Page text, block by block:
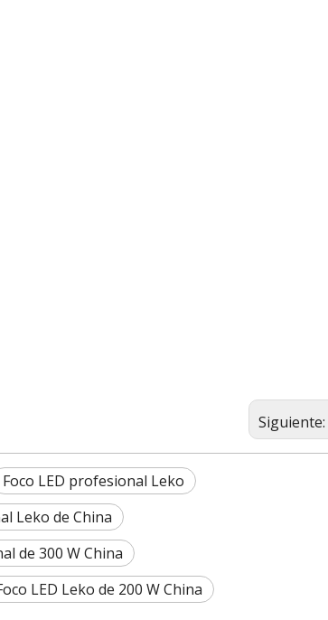
Siguiente:
Foco LED profesional Leko
Leko de China
de 300 W China
LED Leko de 200 W China